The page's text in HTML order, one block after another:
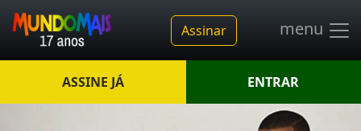
Assinar menu
ASSINE JÁ ENTRAR